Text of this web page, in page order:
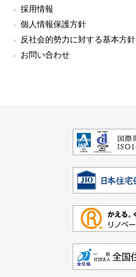
採用情報
個人情報保護方針
反社会的勢力に対する基本方針
お問い合わせ